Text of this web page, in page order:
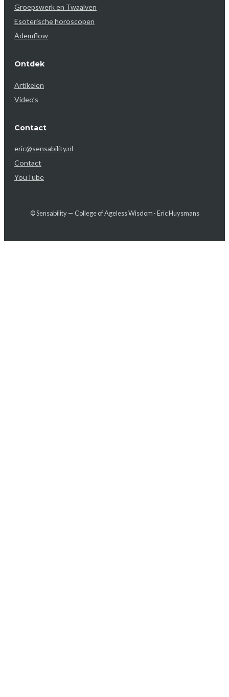
Groepswerk en Twaalven
Esoterische horoscopen
Ademflow
Ontdek
Artikelen
Video’s
Contact
eric@sensability.nl
Contact
YouTube
© Sensability — College of Ageless Wisdom · Eric Huysmans